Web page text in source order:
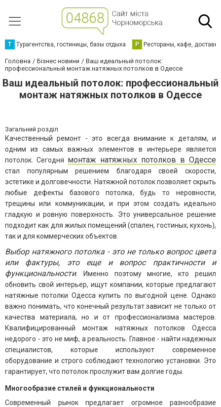
Т Турагентства, гостиницы, базы отдыха Р Рестораны, кафе,
Головна Бізнес новини
Ваш идеальный потолок:
профессиональный монтаж натяжных потолков в Одессе
Ваш идеальный потолок: профессиональный
монтаж натяжных потолков в Одессе
Загальний розділ
Качественный ремонт - это всегда внимание к деталям, и
одним из самых важных элементов в интерьере является
потолок. Сегодня монтаж натяжных потолков в Одессе
стал популярным решением благодаря своей скорости,
эстетике и долговечности. Натяжной потолок позволяет скрыть
любые дефекты базового потолка, будь то неровности,
трещины или коммуникации, и при этом создать идеально
гладкую и ровную поверхность. Это универсальное решение
подходит как для жилых помещений (спален, гостиных, кухонь),
так и для коммерческих объектов.
Выбор натяжного потолка - это не только вопрос цвета
или фактуры, это еще и вопрос практичности и
функциональности. Именно поэтому многие, кто решил
обновить свой интерьер, ищут компании, которые предлагают
натяжные потолки Одесса купить по выгодной цене. Однако
важно понимать, что конечный результат зависит не только от
качества материала, но и от профессионализма мастеров.
Квалифицированный монтаж натяжных потолков Одесса
недорого - это не миф, а реальность. Главное - найти надежных
специалистов, которые используют современное
оборудование и строго соблюдают технологию установки. Это
гарантирует, что потолок прослужит вам долгие годы.
Многообразие стилей и функциональности
Современный рынок предлагает огромное разнообразие